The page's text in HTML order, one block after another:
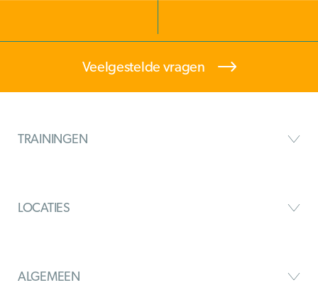
Veelgestelde vragen
TRAININGEN
LOCATIES
ALGEMEEN